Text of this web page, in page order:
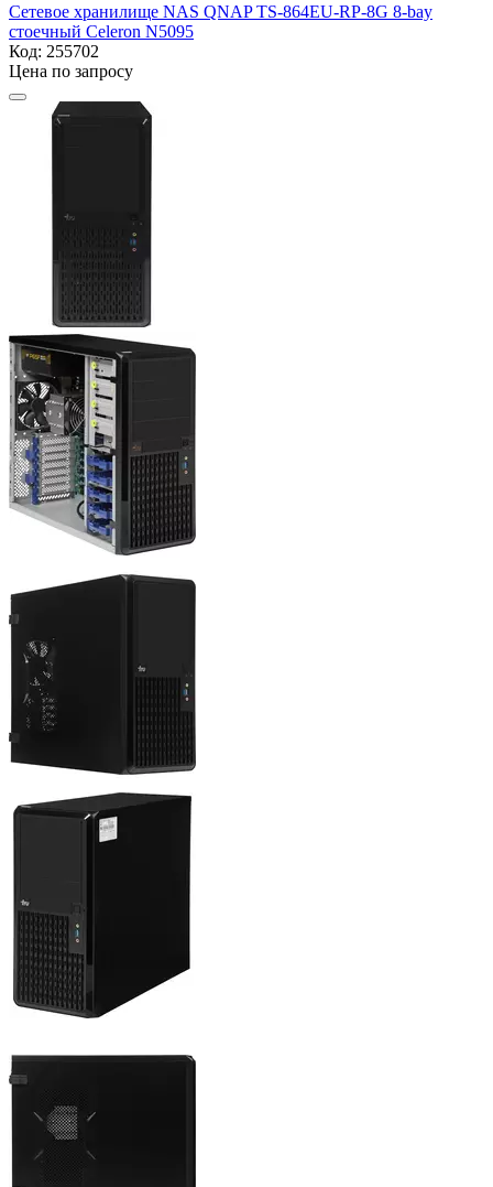
Сетевое хранилище NAS QNAP TS-864EU-RP-8G 8-bay
стоечный Celeron N5095
Код: 255702
Цена по запросу